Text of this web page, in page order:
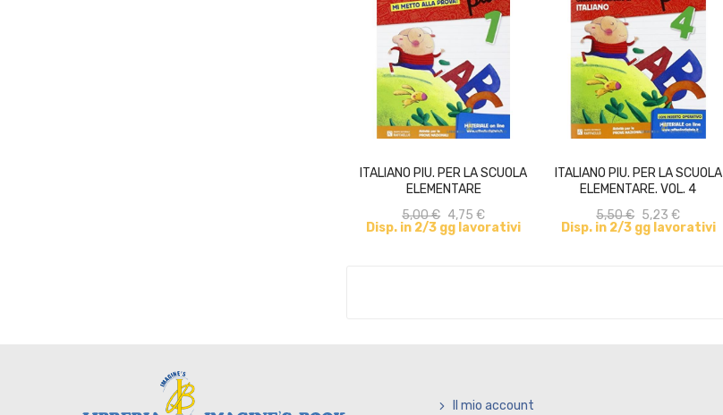
ITALIANO PIU. PER LA SCUOLA
ELEMENTARE
5,00 € 4,75 €
Disp. in 2/3 gg lavorativi
ACQUISTA
ITALIANO PIU. PER LA SCUOLA
ELEMENTARE. VOL. 4
5,50 € 5,23 €
Disp. in 2/3 gg lavorativi
ACQUISTA
Il mio account